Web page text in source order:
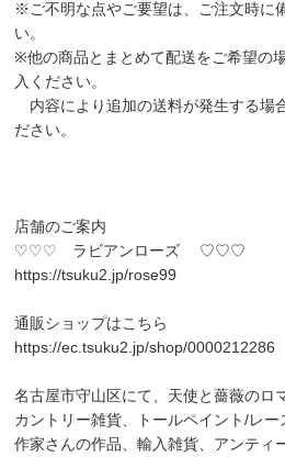
※ご不明な点やご要望は、ご注文時に
い。
※他の商品とまとめて配送をご希望の
入ください。
内容により追加の送料が発生する場
ださい。
店舗のご案内
♡♡♡ ラビアンローズ ♡♡♡
https://tsuku2.jp/rose99
通販ショップはこちら
https://ec.tsuku2.jp/shop/0000212286
名古屋市守山区にて、天使と薔薇のロ
カントリー雑貨、トールペイント/レ
作家さんの作品、輸入雑貨、アンティ